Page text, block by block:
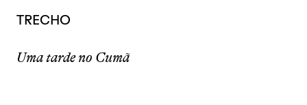
TRECHO
Uma tarde no Cumã